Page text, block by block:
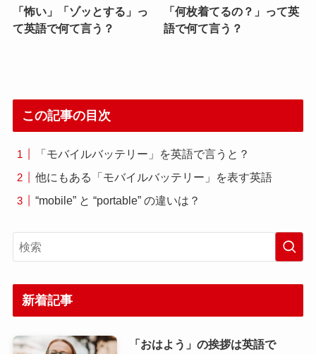
「怖い」「ゾッとする」っ
て英語で何て言う？
「何枚着てるの？」って英
語で何て言う？
この記事の目次
「モバイルバッテリー」を英語で言うと？
他にもある「モバイルバッテリー」を表す英語
“mobile” と “portable” の違いは？
新着記事
「おはよう」の挨拶は英語で